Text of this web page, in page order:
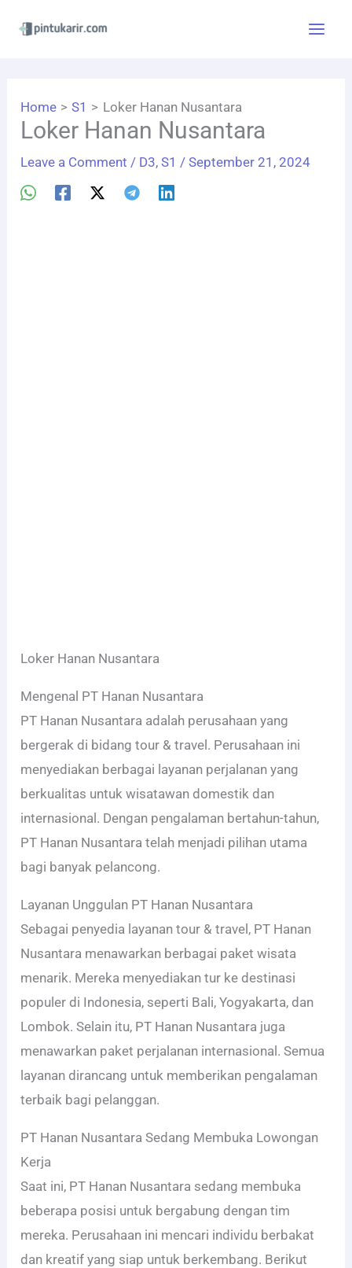
Home S1 Loker Hanan Nusantara
Loker Hanan Nusantara
Leave a Comment / D3,S1 /September 21, 2024
Loker Hanan Nusantara
Mengenal PT Hanan Nusantara
PT Hanan Nusantara adalah perusahaan yang
bergerak di bidang tour & travel. Perusahaan ini
menyediakan berbagai layanan perjalanan yang
berkualitas untuk wisatawan domestik dan
internasional. Dengan pengalaman bertahun-tahun,
PT Hanan Nusantara telah menjadi pilihan utama
bagi banyak pelancong.
Layanan Unggulan PT Hanan Nusantara
Sebagai penyedia layanan tour & travel, PT Hanan
Nusantara menawarkan berbagai paket wisata
menarik. Mereka menyediakan tur ke destinasi
populer di Indonesia, seperti Bali, Yogyakarta, dan
Lombok. Selain itu, PT Hanan Nusantara juga
menawarkan paket perjalanan internasional. Semua
layanan dirancang untuk memberikan pengalaman
terbaik bagi pelanggan.
PT Hanan Nusantara Sedang Membuka Lowongan
Kerja
Saat ini, PT Hanan Nusantara sedang membuka
beberapa posisi untuk bergabung dengan tim
mereka. Perusahaan ini mencari individu berbakat
dan kreatif yang siap untuk berkembang. Berikut